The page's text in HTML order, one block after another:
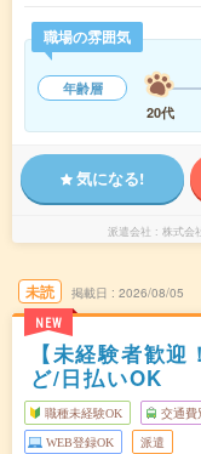
職場の雰囲気
年齢層
20代
気になる!
派遣会社 株式会
未読
NEW
掲載日 2026/08/05
【未経験者歓
ど/日払いOK
職種未経験OK 交通費
WEB登録OK 派遣